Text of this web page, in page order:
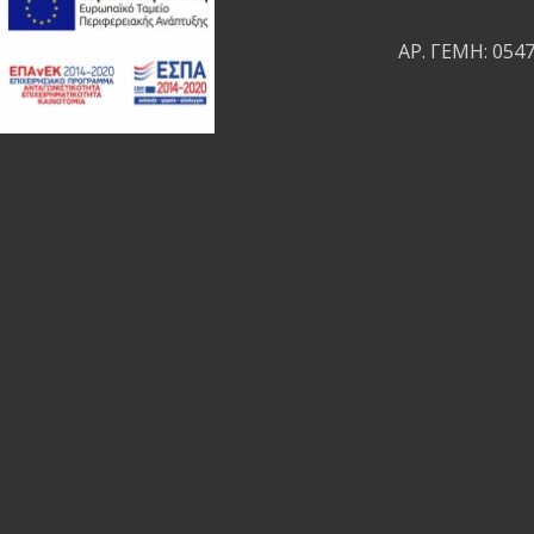
ΑΡ. ΓΕΜΗ: